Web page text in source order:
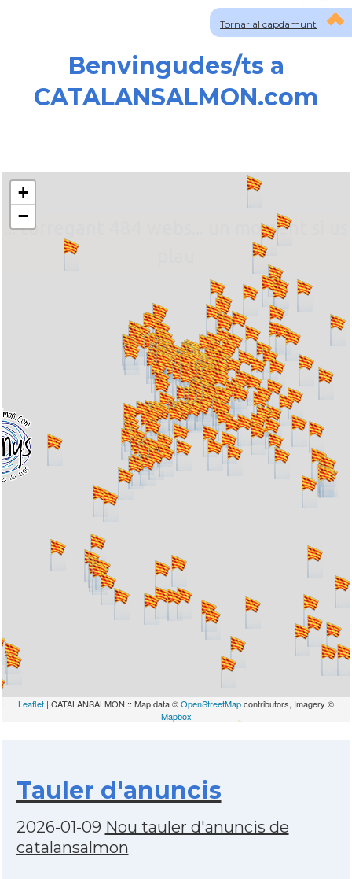
Tornar al capdamunt
Benvingudes/ts a
CATALANSALMON.com
... carregant 484 webs... un moment si us
+
−
Leaflet | CATALANSALMON :: Map data ©OpenStreetMapcontributors, Imagery ©
Mapbox
Tauler d'anuncis
2026-01-09 Nou tauler d'anuncis de
catalansalmon